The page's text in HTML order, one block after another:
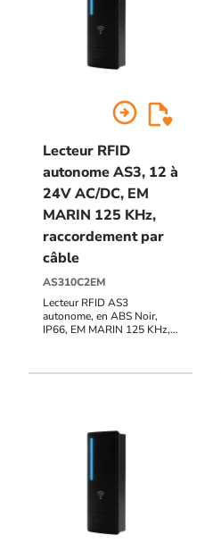
arrow_circle_right
Lecteur RFID
autonome AS3, 12 à
24V AC/DC, EM
MARIN 125 KHz,
raccordement par
câble
AS310C2EM
Lecteur RFID AS3
autonome, en ABS Noir,
IP66, EM MARIN 125 KHz,
câble de 2 m, 12V à 24V